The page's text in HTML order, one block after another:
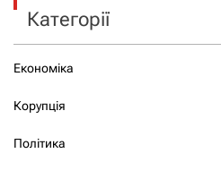
Категорії
Економіка
Корупція
Політика